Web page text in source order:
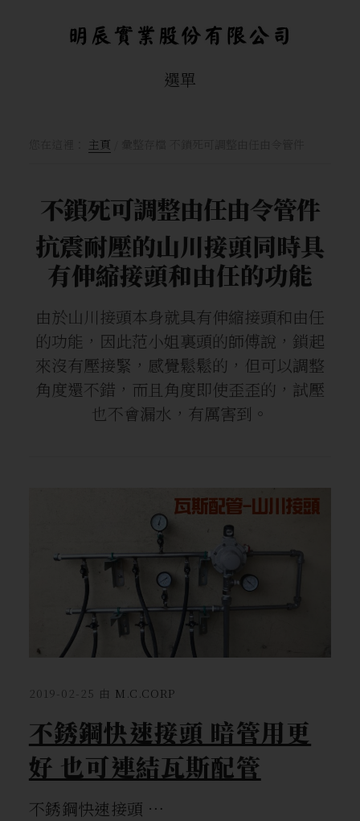
選單
主頁
不鎖死可調整由任由令管件
抗震耐壓的山川接頭同時具
有伸縮接頭和由任的功能
由於山川接頭本身就具有伸縮接頭和由任
的功能，因此范小姐裏頭的師傅說，鎖起
來沒有壓接緊，感覺鬆鬆的，但可以調整
角度還不錯，而且角度即使歪歪的，試壓
也不會漏水，有厲害到。
2019-02-25 由 M.C.CORP
不銹鋼快速接頭 暗管用更
好 也可連結瓦斯配管
不銹鋼快速接頭 …